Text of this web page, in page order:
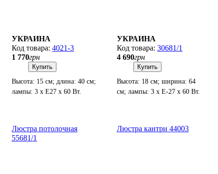
УКРАИНА
4021-3
1 770грн
Купить
Высота: 15 см; длина: 40 см;
лампы: 3 х Е27 х 60 Вт.
УКРАИНА
30681/1
4 690грн
Купить
Высота: 18 см; ширина: 64
см; лампы: 3 х Е-27 х 60 Вт.
Люстра потолочная
55681/1
Люстра кантри 44003